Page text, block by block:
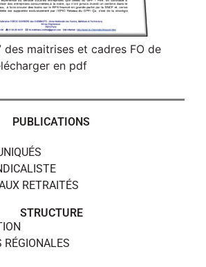
des maitrises et cadres FO de
en pdf
PUBLICATIONS
RETRAITÉS
STRUCTURE
RÉGIONALES